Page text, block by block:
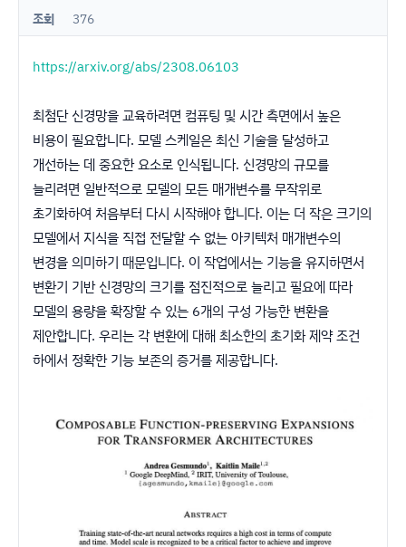
조회
376
https://arxiv.org/abs/2308.06103
최첨단 신경망을 교육하려면 컴퓨팅 및 시간 측면에서 높은
비용이 필요합니다. 모델 스케일은 최신 기술을 달성하고
개선하는 데 중요한 요소로 인식됩니다. 신경망의 규모를
늘리려면 일반적으로 모델의 모든 매개변수를 무작위로
초기화하여 처음부터 다시 시작해야 합니다. 이는 더 작은 크기의
모델에서 지식을 직접 전달할 수 없는 아키텍처 매개변수의
변경을 의미하기 때문입니다. 이 작업에서는 기능을 유지하면서
변환기 기반 신경망의 크기를 점진적으로 늘리고 필요에 따라
모델의 용량을 확장할 수 있는 6개의 구성 가능한 변환을
제안합니다. 우리는 각 변환에 대해 최소한의 초기화 제약 조건
하에서 정확한 기능 보존의 증거를 제공합니다.